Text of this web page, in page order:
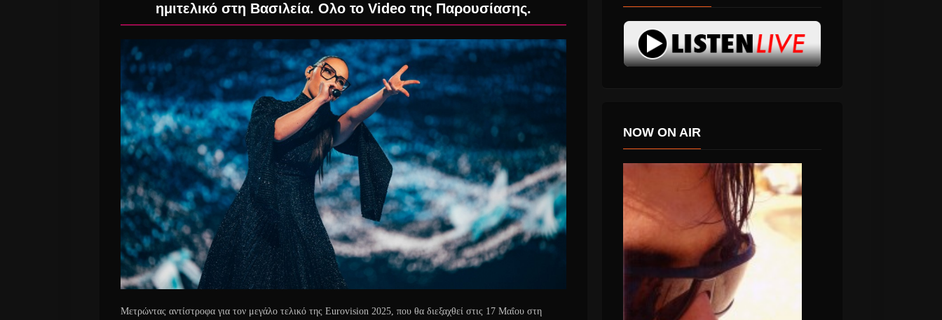
ημιτελικό στη Βασιλεία. Ολο το Video της Παρουσίασης.
Μετρώντας αντίστροφα για τον μεγάλο τελικό της Eurovision 2025, που θα διεξαχθεί στις 17 Μαΐου στη
NOW ON AIR